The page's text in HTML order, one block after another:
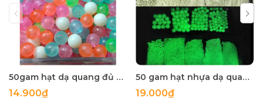
50gam hạt dạ quang đủ màu 6mm, 8mm, 10mm, 12mm, hạt nhựa tròn
14.900₫
50 gam hạt nhựa dạ quang tròn đủ size 4mm, 5mm, 6mm, 8mm, 10mm, 12mm, 14mm, 16mm ,18mm , 10mm, 22mm, 25mm
19.000₫